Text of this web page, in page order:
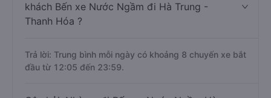
khách Bến xe Nước Ngầm đi Hà Trung -
Thanh Hóa ?
Trả lời: Trung bình mỗi ngày có khoảng 8 chuyến xe bắt
đầu từ 12:05 đến 23:59.